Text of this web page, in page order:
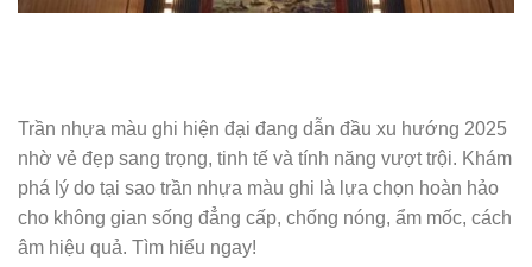
Trần nhựa màu ghi hiện đại đang dẫn đầu xu hướng 2025
nhờ vẻ đẹp sang trọng, tinh tế và tính năng vượt trội. Khám
phá lý do tại sao trần nhựa màu ghi là lựa chọn hoàn hảo
cho không gian sống đẳng cấp, chống nóng, ẩm mốc, cách
âm hiệu quả. Tìm hiểu ngay!